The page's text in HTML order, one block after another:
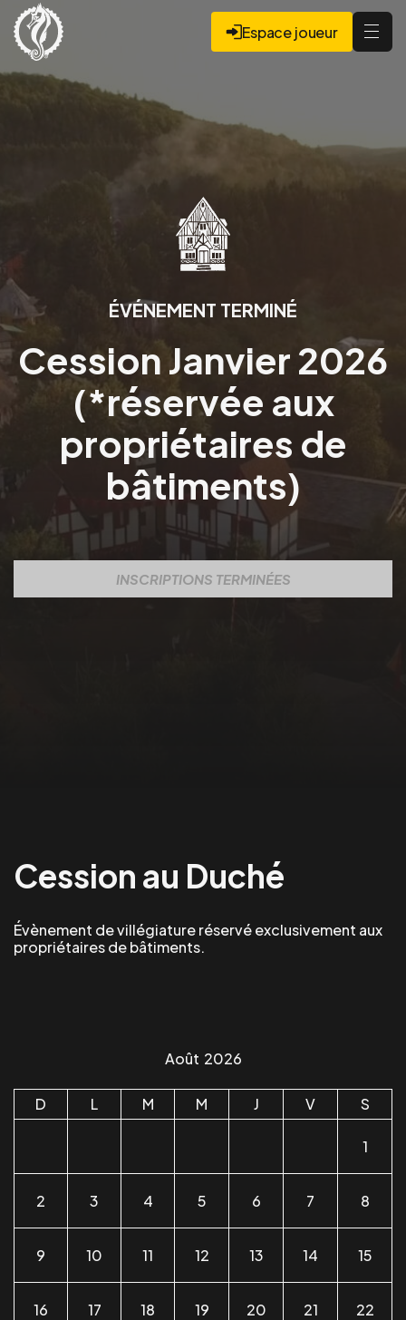
Espace joueur
ÉVÉNEMENT TERMINÉ
Cession Janvier 2026
(*réservée aux
propriétaires de
bâtiments)
INSCRIPTIONS TERMINÉES
Cession au Duché
Évènement de villégiature réservé exclusivement aux
propriétaires de bâtiments.
Août 2026
D L M M J V S
1
2 3 4 5 6 7 8
9 10 11 12 13 14 15
16 17 18 19 20 21 22